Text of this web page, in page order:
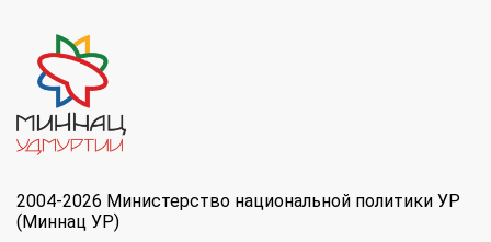
2004-2026 Министерство национальной политики УР
(Миннац УР)